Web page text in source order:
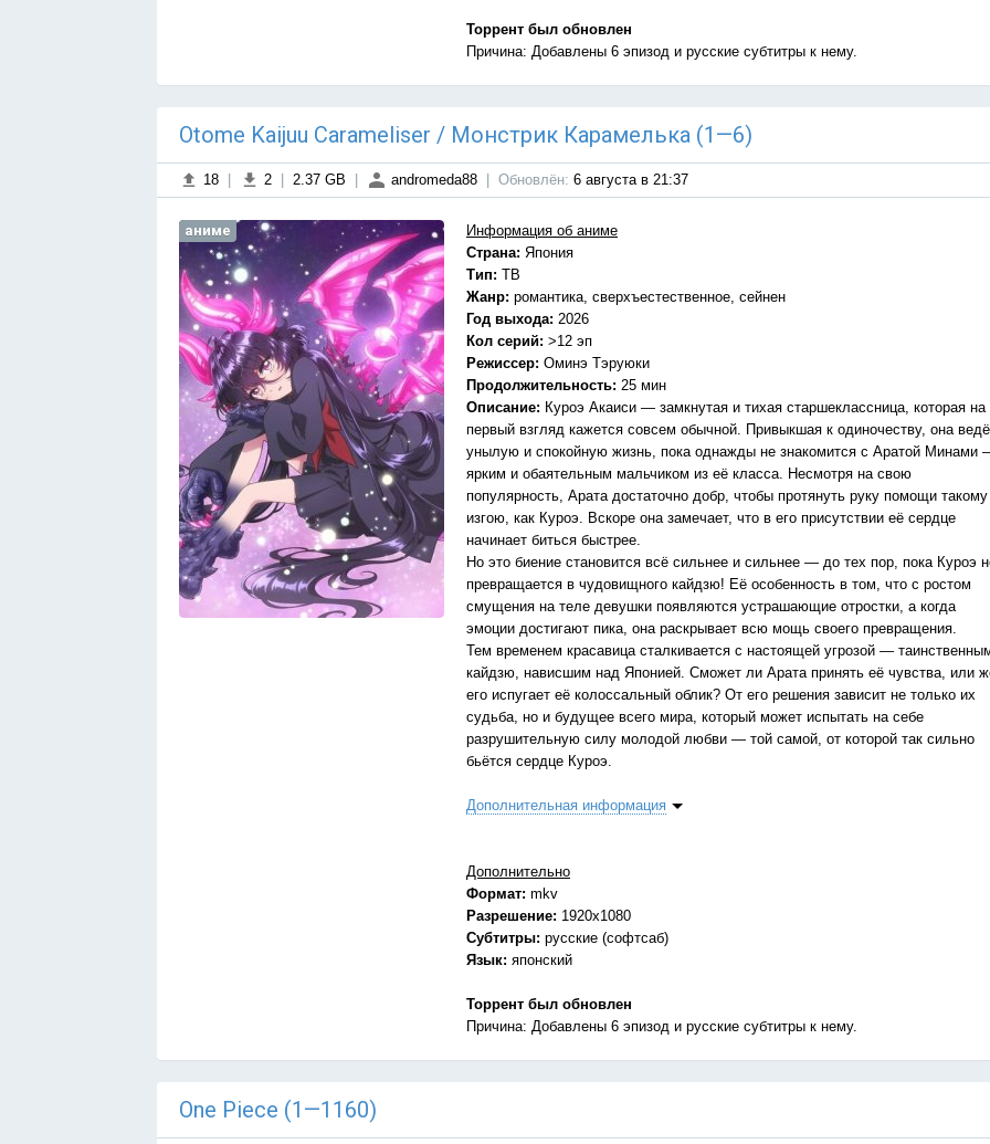
Торрент был обновлен
Причина: Добавлены 6 эпизод и русские субтитры к нему.
Otome Kaijuu Carameliser / Монстрик Карамелька (1—6)
18 2 2.37 GB andromeda88 Обновлён: 6 августа в 21:37
аниме
Информация об аниме
Страна: Япония
Тип: ТВ
Жанр: романтика, сверхъестественное, сейнен
Год выхода: 2026
Кол серий: >12 эп
Режиссер: Оминэ Тэруюки
Продолжительность: 25 мин
Описание: Куроэ Акаиси — замкнутая и тихая старшеклассница, которая на
первый взгляд кажется совсем обычной. Привыкшая к одиночеству, она
унылую и спокойную жизнь, пока однажды не знакомится с Аратой Минами
ярким и обаятельным мальчиком из её класса. Несмотря на свою
популярность, Арата достаточно добр, чтобы протянуть руку помощи такому
изгою, как Куроэ. Вскоре она замечает, что в его присутствии её сердце
начинает биться быстрее.
Но это биение становится всё сильнее и сильнее — до тех пор, пока Куроэ
превращается в чудовищного кайдзю! Её особенность в том, что с ростом
смущения на теле девушки появляются устрашающие отростки, а когда
эмоции достигают пика, она раскрывает всю мощь своего превращения.
Тем временем красавица сталкивается с настоящей угрозой —
кайдзю, нависшим над Японией. Сможет ли Арата принять её чувства, или
его испугает её колоссальный облик? От его решения зависит не только их
судьба, но и будущее всего мира, который может испытать на себе
разрушительную силу молодой любви — той самой, от которой так сильно
бьётся сердце Куроэ.
Дополнительная информация
Дополнительно
Формат: mkv
Разрешение: 1920x1080
Субтитры: русские (софтсаб)
Язык: японский
Торрент был обновлен
Причина: Добавлены 6 эпизод и русские субтитры к нему.
One Piece (1—1160)